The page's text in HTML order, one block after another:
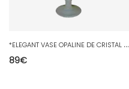
*
ELEGANT VASE OPALINE DE CRISTAL signé SEVRES FRANCE COLLECTION DECO
89€